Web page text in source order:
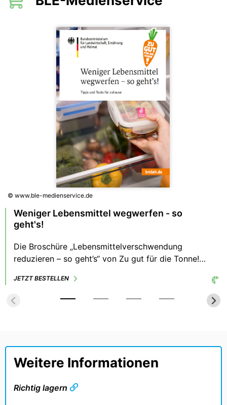
© www.ble-medienservice.de
Weniger Lebensmittel wegwerfen - so
geht's!
Die Broschüre „Lebensmittelverschwendung
reduzieren – so geht’s“ von Zu gut für die Tonne!
Lebensmittelabfall zuhause. Der Fokus liegt auf den
drei stärksten Treibern zur Vermeidung von
Lebensmittelabfall: planen, lagern, Reste verwerten.
JETZT BESTELLEN
Weitere Informationen
Richtig lagern